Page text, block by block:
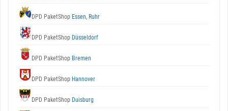
DPD PaketShop Essen, Ruhr
DPD PaketShop Düsseldorf
DPD PaketShop Bremen
DPD PaketShop Hannover
DPD PaketShop Duisburg